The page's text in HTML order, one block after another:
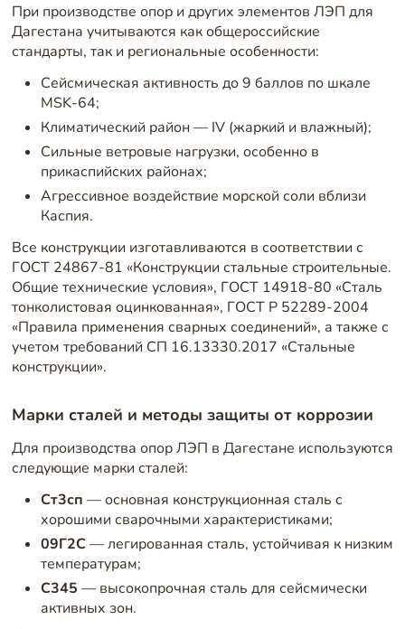
При производстве опор и других элементов ЛЭП для
Дагестана учитываются как общероссийские
стандарты, так и региональные особенности:
Сейсмическая активность до 9 баллов по шкале
MSK-64;
Климатический район — IV (жаркий и влажный);
Сильные ветровые нагрузки, особенно в
прикаспийских районах;
Агрессивное воздействие морской соли вблизи
Каспия.
Все конструкции изготавливаются в соответствии с
ГОСТ 24867-81 «Конструкции стальные строительные.
Общие технические условия», ГОСТ 14918-80 «Сталь
тонколистовая оцинкованная», ГОСТ Р 52289-2004
«Правила применения сварных соединений», а также с
учетом требований СП 16.13330.2017 «Стальные
конструкции».
Марки сталей и методы защиты от коррозии
Для производства опор ЛЭП в Дагестане используются
следующие марки сталей:
Ст3сп — основная конструкционная сталь с
хорошими сварочными характеристиками;
09Г2С— легированная сталь, устойчивая к низким
температурам;
С345 — высокопрочная сталь для сейсмически
активных зон.